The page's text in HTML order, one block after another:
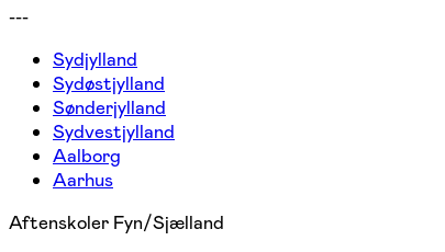
---
Sydjylland
Sydøstjylland
Sønderjylland
Sydvestjylland
Aalborg
Aarhus
Aftenskoler Fyn/Sjælland